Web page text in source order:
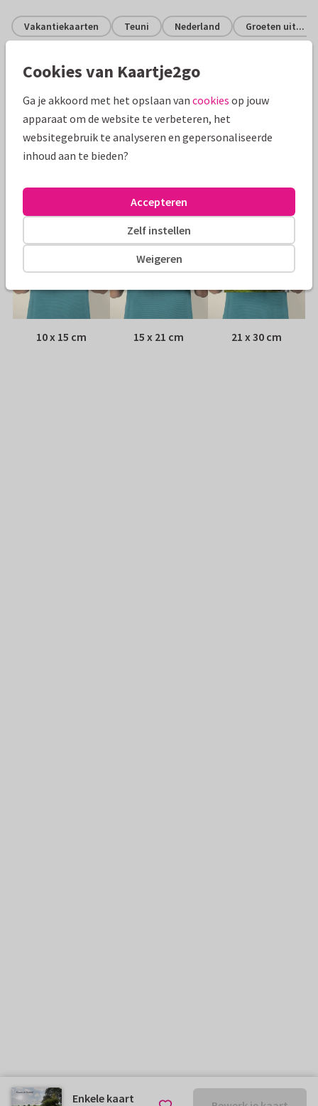
Vakantiekaarten Teuni Nederland Groeten uit...
Specificaties bij deze kaart
Papiersoort: Glans
Envelop: Geen, verzonden als ansichtkaart
10 x 15 cm 15 x 21 cm 21 x 30 cm
Enkele kaart
Cookies van Kaartje2go
Ga je akkoord met het opslaan van cookies op jouw
apparaat om de website te verbeteren, het
websitegebruik te analyseren en gepersonaliseerde
inhoud aan te bieden?
Weigeren
Zelf instellen
Accepteren